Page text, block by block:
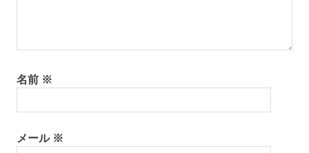
名前 ※
メール ※